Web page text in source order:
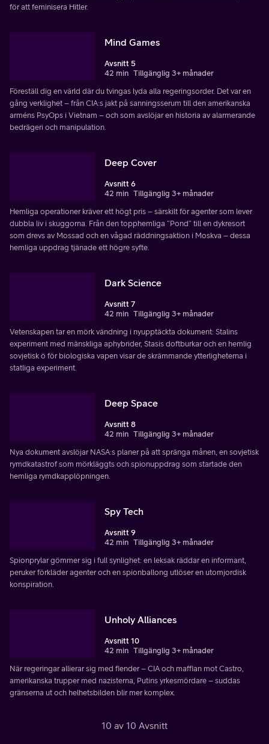
för att feminisera Hitler.
Mind Games
Avsnitt 5
42 min Tillgänglig 3+ månader
Föreställ dig en värld där du tvingas lyda alla regeringsorder. Det var en
gång verklighet – från CIA:s jakt på sanningsserum till den amerikanska
arméns PsyOps i Vietnam – och som avslöjar en historia av alarmerande
bedrägeri och manipulation.
Deep Cover
Avsnitt 6
42 min Tillgänglig 3+ månader
Hemliga operationer kräver ett högt pris – särskilt för agenter som lever
dubbla liv i skuggorna. Från den topphemliga ”Pond” till en dykresort
som drevs av Mossad och en vågad räddningsaktion i Moskva – dessa
hemliga uppdrag tjänade ett högre syfte.
Dark Science
Avsnitt 7
42 min Tillgänglig 3+ månader
Vetenskapen tar en mörk vändning i nyupptäckta dokument: Stalins
experiment med mänskliga aphybrider, Stasis doftburkar och en hemlig
sovjetisk ö för biologiska vapen visar de skrämmande ytterligheterna i
statliga experiment.
Deep Space
Avsnitt 8
42 min Tillgänglig 3+ månader
Nya dokument avslöjar NASA:s planer på att spränga månen, en sovjetisk
rymdkatastrof som mörkläggts och spionuppdrag som startade den
hemliga rymdkapplöpningen.
Spy Tech
Avsnitt 9
42 min Tillgänglig 3+ månader
Spionprylar gömmer sig i full synlighet: en leksak räddar en informant,
peruker förkläder agenter och en spionballong utlöser en utomjordisk
konspiration.
Unholy Alliances
Avsnitt 10
42 min Tillgänglig 3+ månader
När regeringar allierar sig med fiender – CIA och maffian mot Castro,
amerikanska trupper med nazisterna, Putins yrkesmördare – suddas
gränserna ut och helhetsbilden blir mer komplex.
10 av 10 Avsnitt